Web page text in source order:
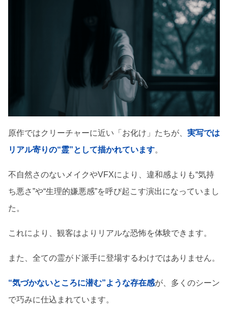
原作ではクリーチャーに近い「お化け」たちが、 実写では
リアル寄りの“霊”として描かれています。
不自然さのないメイクやVFXにより、違和感よりも“気持
ち悪さ”や“生理的嫌悪感”を呼び起こす演出になっていまし
た。
これにより、観客はよりリアルな恐怖を体験できます。
また、全ての霊がド派手に登場するわけではありません。
“気づかないところに潜む”ような存在感が、多くのシーン
で巧みに仕込まれています。